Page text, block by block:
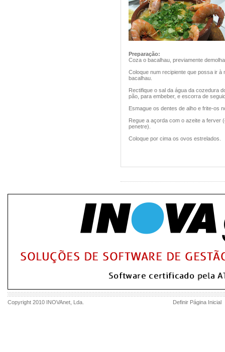
Preparação:
Coza o bacalhau, previamente
Coloque num recipiente que possa ir
bacalhau.
Rectifique o sal da água da cozedura
pão, para embeber, e escorra de
Esmague os dentes de alho e frite-os
Regue a açorda com o azeite a ferver
penetre).
Coloque por cima os ovos estrelados.
Copyright 2010 INOVAnet , Lda. Definir Página Inicial